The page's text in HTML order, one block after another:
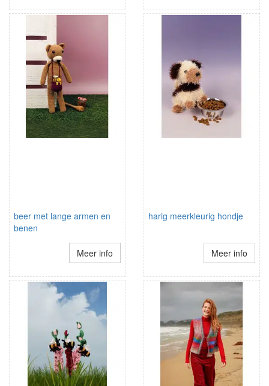
beer met lange armen en
benen
Meer info
harig meerkleurig hondje
Meer info